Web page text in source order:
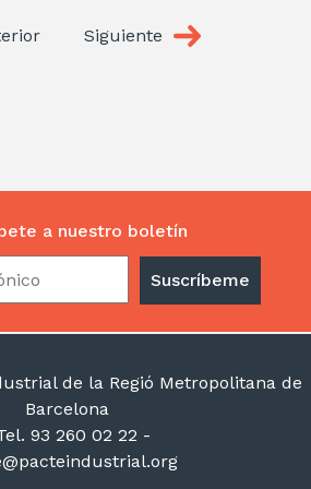
Siguiente
a nuestro boletín
de la Regió Metropolitana de
Barcelona
93 260 02 22 -